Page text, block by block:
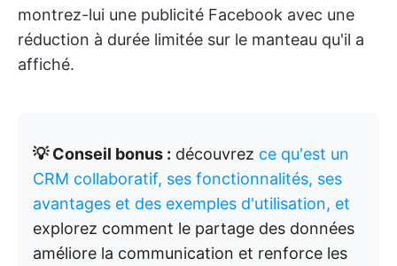
montrez-lui une publicité Facebook avec une
réduction à durée limitée sur le manteau qu'il a
affiché.
💡 Conseil bonus : découvrez ce qu'est un
CRM collaboratif, ses fonctionnalités, ses
avantages et des exemples d'utilisation, et
explorez comment le partage des données
améliore la communication et renforce les